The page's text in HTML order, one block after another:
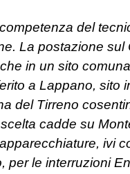
del
La postazione
in un sito
a Lappano, sito
del Tirreno
cadde su
ivi
per le interruzioni